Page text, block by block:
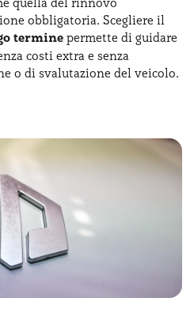
obbligatoria. Scegliere il
termine permette di guidare
costi extra e senza
o di svalutazione del veicolo.
noleggio lungo termine
tutte le spese gestionali
e assistenza stradale.
lungo termine non ci
e si potrà passare a
pensieri. Al giorno d’oggi è
anche delle
sostenibilità. Anche per
lungo termine è molto
di scegliere solo tra veicoli
noleggio lungo